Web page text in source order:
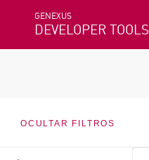
GENEXUS
DEVELOPER TOOLS